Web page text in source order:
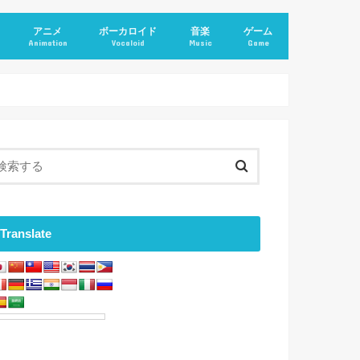
アニメ
Animation
ボーカロイド
Vocaloid
音楽
Music
ゲーム
Game
Translate